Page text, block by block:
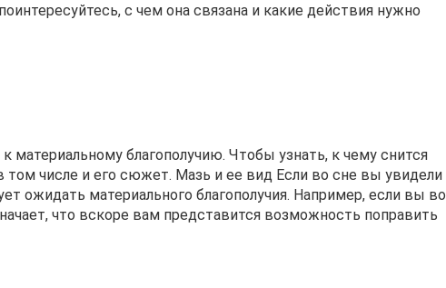
с чем она связана и какие действия нужно
благополучию. Чтобы узнать, к чему снится
числе и его сюжет. Мазь и ее вид Если во сне вы увидели
ожидать материального благополучия. Например, если вы во
что вскоре вам представится возможность поправить